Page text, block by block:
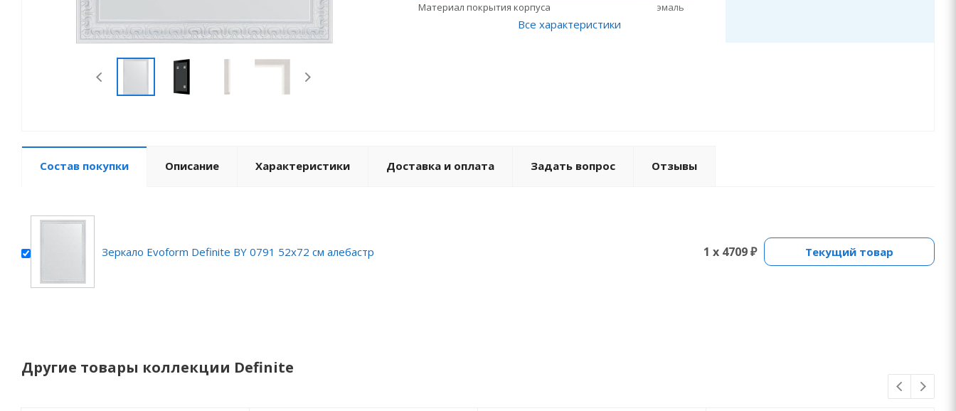
Материал покрытия корпуса
эмаль
Все характеристики
Состав покупки Описание Характеристики Доставка и оплата Задать вопрос Отзывы
Зеркало Evoform Definite BY 0791 52x72 см алебастр 1 x 4709 ₽ Текущий товар
Другие товары коллекции Definite